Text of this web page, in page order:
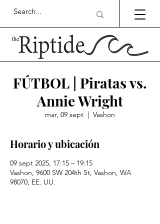
FÚTBOL | Piratas vs.
Annie Wright
mar, 09 sept
  |
Vashon
Horario y ubicación
09 sept 2025, 17:15 – 19:15
Vashon, 9600 SW 204th St, Vashon, WA
98070, EE. UU.